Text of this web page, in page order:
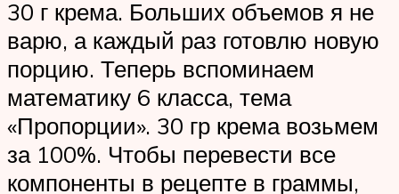
30 г крема. Больших объемов я не
варю, а каждый раз готовлю новую
порцию. Теперь вспоминаем
математику 6 класса, тема
«Пропорции». 30 гр крема возьмем
за 100%. Чтобы перевести все
компоненты в рецепте в граммы,